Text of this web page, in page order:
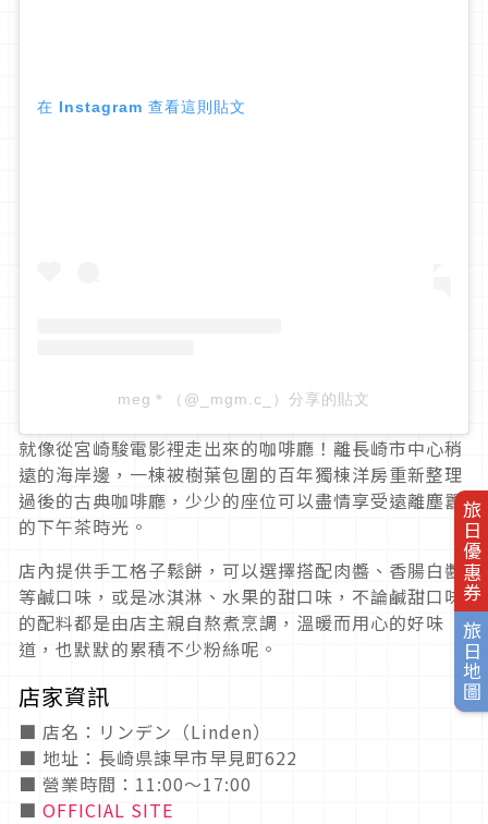
旅日優惠券
旅日地圖
在 Instagram 查看這則貼文
meg＊（@_mgm.c_）分享的貼文
就像從宮崎駿電影裡走出來的咖啡廳！離長崎市中心稍
遠的海岸邊，一棟被樹葉包圍的百年獨棟洋房重新整理
過後的古典咖啡廳，少少的座位可以盡情享受遠離塵囂
的下午茶時光。
店內提供手工格子鬆餅，可以選擇搭配肉醬、香腸白醬
等鹹口味，或是冰淇淋、水果的甜口味，不論鹹甜口味
的配料都是由店主親自熬煮烹調，溫暖而用心的好味
道，也默默的累積不少粉絲呢。
店家資訊
■ 店名：リンデン（Linden）
■ 地址：長崎県諫早市早見町622
■ 營業時間：11:00～17:00
■ OFFICIAL SITE